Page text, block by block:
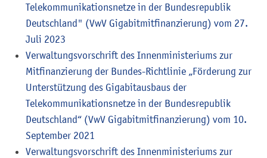
Telekommunikationsnetze in der Bundesrepublik
Deutschland" (VwV Gigabitmitfinanzierung) vom 27.
Juli 2023
Verwaltungsvorschrift des Innenministeriums zur
Mitfinanzierung der Bundes-Richtlinie „Förderung zur
Unterstützung des Gigabitausbaus der
Telekommunikationsnetze in der Bundesrepublik
Deutschland“ (VwV Gigabitmitfinanzierung) vom 10.
September 2021
Verwaltungsvorschrift des Innenministeriums zur